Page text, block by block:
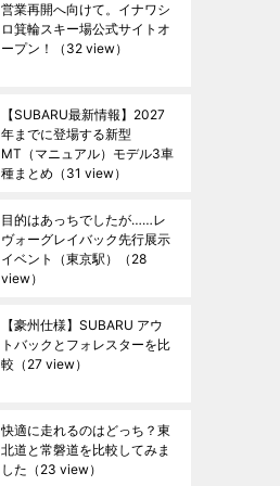
営業再開へ向けて。イナワシ
ロ箕輪スキー場公式サイトオ
ープン！
（32 view）
【SUBARU最新情報】2027
年までに登場する新型
MT（マニュアル）モデル3車
種まとめ （31 view）
目的はあっちでしたが……レ
ヴォーグレイバック先行展示
イベント（東京駅）
（28
view）
【豪州仕様】SUBARU アウ
トバックとフォレスターを比
較 （27 view）
快適に走れるのはどっち？東
北道と常磐道を比較してみま
した （23 view）